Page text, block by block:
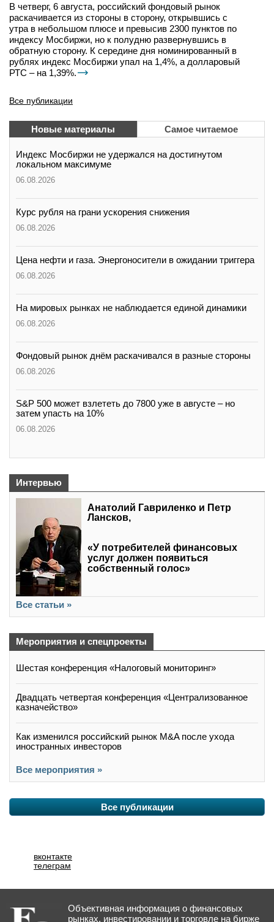
В четверг, 6 августа, российский фондовый рынок
раскачивается из стороны в сторону, открывшись с
утра в небольшом плюсе и превысив 2300 пунктов по
индексу Мосбиржи, но к полудню развернувшись в
обратную сторону. К середине дня номинированный в
рублях индекс Мосбиржи упал на 1,4%, а долларовый
РТС – на 1,39%.
Все публикации
Новые материалы Самое читаемое
Индекс Мосбиржи не удержался на достигнутом
локальном максимуме
06.08.2026
Курс рубля на грани ускорения снижения
06.08.2026
Цена нефти и газа. Энергоносители в ожидании триггера
06.08.2026
На мировых рынках не наблюдается единой динамики
06.08.2026
Фондовый рынок днём раскачивался в разные стороны
06.08.2026
S&P 500 может взлететь до 7800 уже в августе – но
затем упасть на 10%
06.08.2026
Интервью
Анатолий Гавриленко и Петр
Лансков,
«У потребителей финансовых
услуг должен появиться
собственный голос»
Все статьи »
Мероприятия и спецпроекты
Шестая конференция «Налоговый мониторинг»
Двадцать четвертая конференция «Централизованное
казначейство»
Как изменился российский рынок M&A после ухода
иностранных инвесторов
Все мероприятия »
Все публикации
вконтакте
телеграм
Объективная информация о финансовых
рынках, инвестировании и торговле на бирже